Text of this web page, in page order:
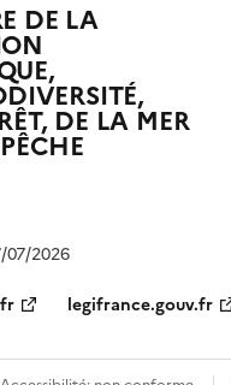
DE LA
DE LA MER
07/2026
legifrance.gouv.fr